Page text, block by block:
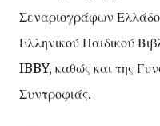
Σεναριογράφων
Ελληνικού Παιδικού
IBBY, καθώς και της
Συντροφιάς.